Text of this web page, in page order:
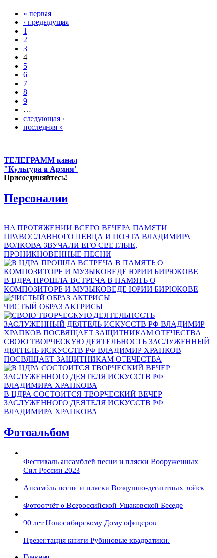
« первая
‹ предыдущая
1
2
3
4
5
6
7
8
9
…
следующая ›
последняя »
ТЕЛЕГРАММ канал
"Культура и Армия"
Присоединяйтесь!
Персоналии
НА ПРОТЯЖЕНИИ ВСЕГО ВЕЧЕРА ПАМЯТИ
ПРАВОСЛАВНОГО ПЕВЦА И ПОЭТА ВЛАДИМИРА
ВОЛКОВА ЗВУЧАЛИ ЕГО СВЕТЛЫЕ,
ПРОНИКНОВЕННЫЕ ПЕСНИ
В ЦДРА ПРОШЛА ВСТРЕЧА В ПАМЯТЬ О
КОМПОЗИТОРЕ И МУЗЫКОВЕДЕ ЮРИИ БИРЮКОВЕ
ЧИСТЫЙ ОБРАЗ АКТРИСЫ
СВОЮ ТВОРЧЕСКУЮ ДЕЯТЕЛЬНОСТЬ ЗАСЛУЖЕННЫЙ
ДЕЯТЕЛЬ ИСКУССТВ РФ ВЛАДИМИР ХРАПКОВ
ПОСВЯЩАЕТ ЗАЩИТНИКАМ ОТЕЧЕСТВА
В ЦДРА СОСТОИТСЯ ТВОРЧЕСКИЙ ВЕЧЕР
ЗАСЛУЖЕННОГО ДЕЯТЕЛЯ ИСКУССТВ РФ
ВЛАДИМИРА ХРАПКОВА
Фотоальбом
Фестиваль ансамблей песни и пляски Вооруженных
Сил России 2023
Ансамбль песни и пляски Воздушно-десантных войск
Фотоотчёт о Всероссийской Ушаковской Беседе
90 лет Новосибирскому Дому офицеров
Презентация книги Рубиновые квадратики.